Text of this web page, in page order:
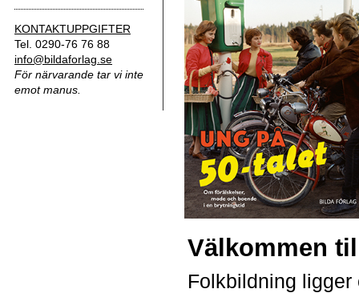
KONTAKTUPPGIFTER
Tel. 0290-76 76 88
info@bildaforlag.se
För närvarande tar vi inte
emot manus.
Välkommen
Folkbildning